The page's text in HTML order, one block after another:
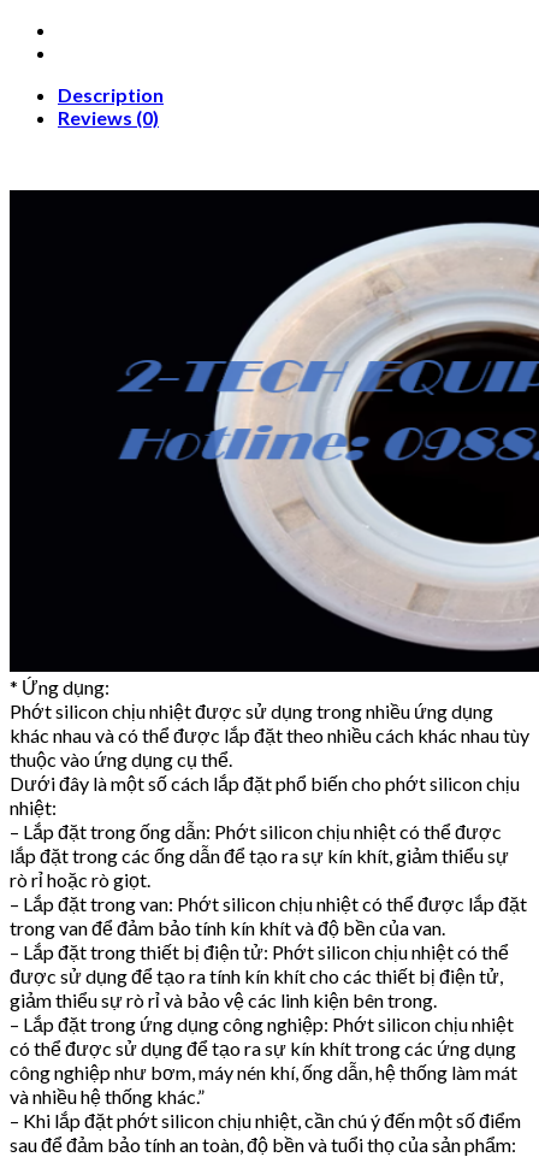
Description
Reviews (0)
* Ứng dụng:
Phớt silicon chịu nhiệt được sử dụng trong nhiều ứng dụng
khác nhau và có thể được lắp đặt theo nhiều cách khác nhau tùy
thuộc vào ứng dụng cụ thể.
Dưới đây là một số cách lắp đặt phổ biến cho phớt silicon chịu
nhiệt:
– Lắp đặt trong ống dẫn: Phớt silicon chịu nhiệt có thể được
lắp đặt trong các ống dẫn để tạo ra sự kín khít, giảm thiểu sự
rò rỉ hoặc rò giọt.
– Lắp đặt trong van: Phớt silicon chịu nhiệt có thể được lắp đặt
trong van để đảm bảo tính kín khít và độ bền của van.
– Lắp đặt trong thiết bị điện tử: Phớt silicon chịu nhiệt có thể
được sử dụng để tạo ra tính kín khít cho các thiết bị điện tử,
giảm thiểu sự rò rỉ và bảo vệ các linh kiện bên trong.
– Lắp đặt trong ứng dụng công nghiệp: Phớt silicon chịu nhiệt
có thể được sử dụng để tạo ra sự kín khít trong các ứng dụng
công nghiệp như bơm, máy nén khí, ống dẫn, hệ thống làm mát
và nhiều hệ thống khác.”
– Khi lắp đặt phớt silicon chịu nhiệt, cần chú ý đến một số điểm
sau để đảm bảo tính an toàn, độ bền và tuổi thọ của sản phẩm: